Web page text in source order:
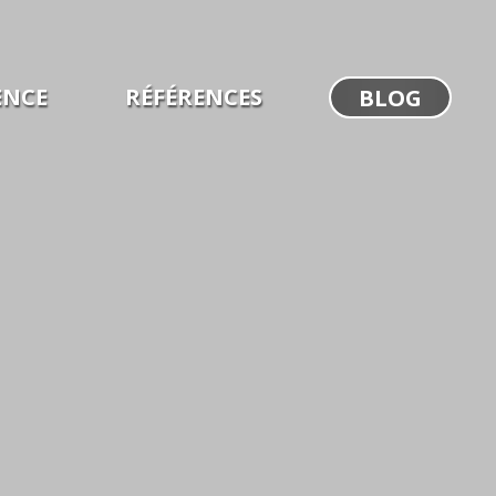
RÉFÉRENCES BLOG